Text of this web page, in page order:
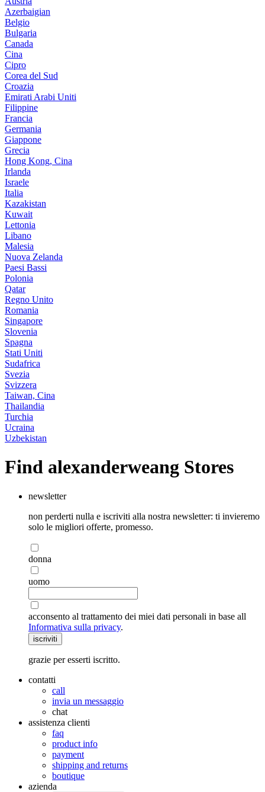
Azerbaigian
Belgio
Bulgaria
Canada
Cina
Cipro
Corea del Sud
Croazia
Emirati Arabi Uniti
Filippine
Francia
Germania
Giappone
Grecia
Hong Kong, Cina
Irlanda
Israele
Italia
Kazakistan
Kuwait
Lettonia
Libano
Malesia
Nuova Zelanda
Paesi Bassi
Polonia
Qatar
Regno Unito
Romania
Singapore
Slovenia
Spagna
Stati Uniti
Sudafrica
Svezia
Svizzera
Taiwan, Cina
Thailandia
Turchia
Ucraina
Uzbekistan
Find alexanderweang Stores
newsletter
non perderti nulla e iscriviti alla nostra newsletter: ti invieremo
solo le migliori offerte, promesso.
donna
uomo
acconsento al trattamento dei miei dati personali in base all
Informativa sulla privacy.
iscriviti
grazie per esserti iscritto.
contatti
call
invia un messaggio
chat
assistenza clienti
faq
product info
payment
shipping and returns
boutique
azienda